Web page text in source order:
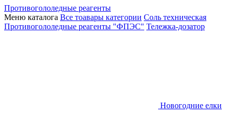
Противогололедные реагенты
Меню каталога Все тоавары категории Соль техническая
Противогололедные реагенты "ФПЭС" Тележка-дозатор
Новогодние елки